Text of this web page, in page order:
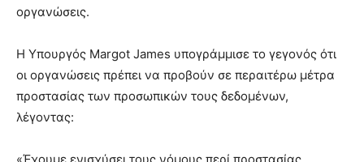
οργανώσεις.
Η Υπουργός Margot James υπογράμμισε το γεγονός ότι
οι οργανώσεις πρέπει να προβούν σε περαιτέρω μέτρα
προστασίας των προσωπικών τους δεδομένων,
λέγοντας: